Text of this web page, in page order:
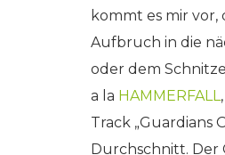
kommt es mir
Aufbruch in die
oder dem
a la HAMMERFALL,
Track „Guardians
Durchschnitt. Der